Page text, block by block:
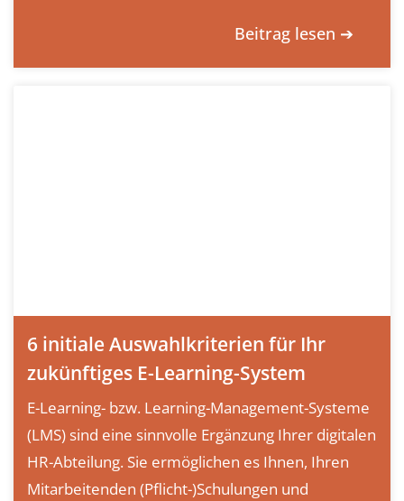
Beitrag lesen ➔
6 initiale Auswahlkriterien für Ihr
zukünftiges E-Learning-System
E-Learning- bzw. Learning-Management-Systeme
(LMS) sind eine sinnvolle Ergänzung Ihrer digitalen
HR-Abteilung. Sie ermöglichen es Ihnen, Ihren
Mitarbeitenden (Pflicht-)Schulungen und